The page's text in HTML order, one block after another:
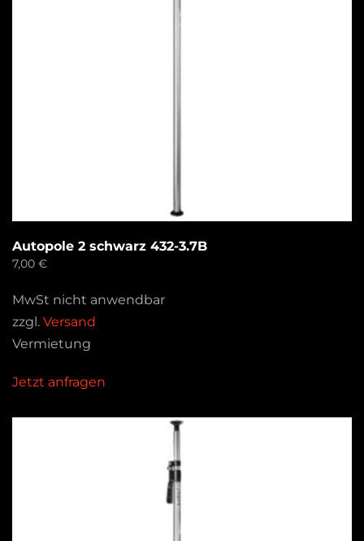
Autopole 2 schwarz 432-3.7B
7,00 €
MwSt nicht anwendbar
zzgl. Versand
Vermietung
Jetzt anfragen